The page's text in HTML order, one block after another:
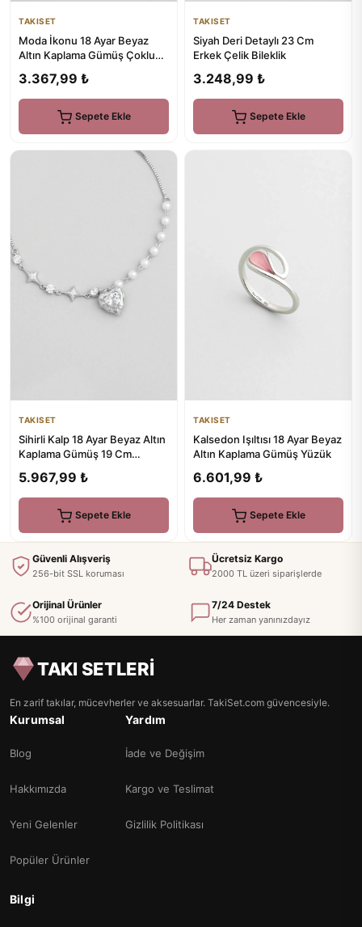
TAKISET
Moda İkonu 18 Ayar Beyaz
Altın Kaplama Gümüş Çoklu
3.367,99 ₺
Sepete Ekle
TAKISET
Siyah Deri Detaylı 23 Cm
Erkek Çelik Bileklik
3.248,99 ₺
Sepete Ekle
TAKISET
Sihirli Kalp 18 Ayar Beyaz Altın
Kaplama Gümüş 19 Cm
5.967,99 ₺
Sepete Ekle
TAKISET
Kalsedon Işıltısı 18 Ayar Beyaz
Altın Kaplama Gümüş Yüzük
6.601,99 ₺
Sepete Ekle
Güvenli Alışveriş
256-bit SSL koruması
Ücretsiz Kargo
2000 TL üzeri siparişlerde
Orijinal Ürünler
%100 orijinal garanti
7/24 Destek
Her zaman yanınızdayız
TAKI SETLERİ
En zarif takılar, mücevherler ve aksesuarlar. TakiSet.com güvencesiyle.
Kurumsal
Blog
Hakkımızda
Yeni Gelenler
Popüler Ürünler
Yardım
İade ve Değişim
Kargo ve Teslimat
Gizlilik Politikası
Bilgi